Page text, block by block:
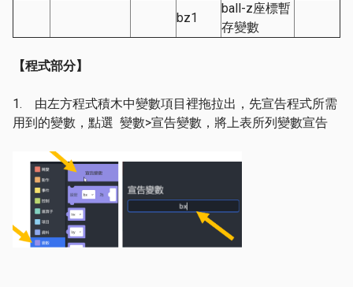
bz1
ball-z座標暫
存變數
【程式部分】
1. 由左方程式積木中變數項目裡拖拉出，先宣告程式所需
用到的變數，點選 變數>宣告變數，將上表所列變數宣告